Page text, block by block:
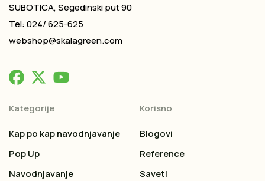
SUBOTICA, Segedinski put 90
Tel: 024/ 625-625
webshop@skalagreen.com
Kategorije
Kap po kap navodnjavanje
Pop Up
Navodnjavanje
Korisno
Blogovi
Reference
Saveti